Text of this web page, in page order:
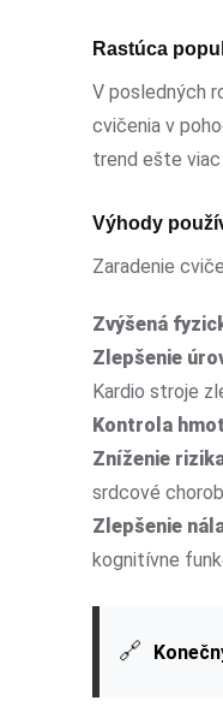
Rastúca
V posledných
cvičenia v
trend ešte
Výhody
Zaradenie
Zvýšená
Zlepšenie
Kardio stroje
Kontrola
Zníženie
srdcové
Zlepšenie
kognitívne
🔗